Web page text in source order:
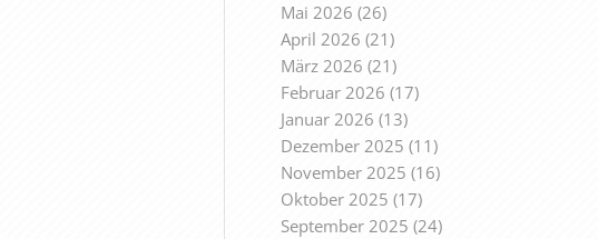
Mai 2026 (26)
April 2026 (21)
März 2026 (21)
Februar 2026 (17)
Januar 2026 (13)
Dezember 2025 (11)
November 2025 (16)
Oktober 2025 (17)
September 2025 (24)